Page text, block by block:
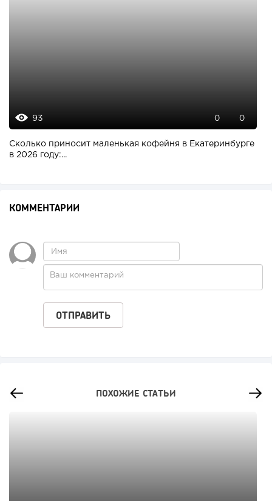
93 0 0
Сколько приносит маленькая кофейня в Екатеринбурге
в 2026 году:...
КОММЕНТАРИИ
ПОХОЖИЕ СТАТЬИ